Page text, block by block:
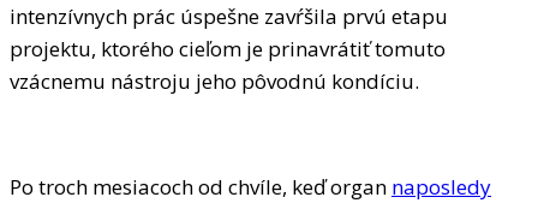
intenzívnych prác úspešne zavŕšila prvú etapu
projektu, ktorého cieľom je prinavrátiť tomuto
vzácnemu nástroju jeho pôvodnú kondíciu.
Po troch mesiacoch od chvíle, keď organ naposledy